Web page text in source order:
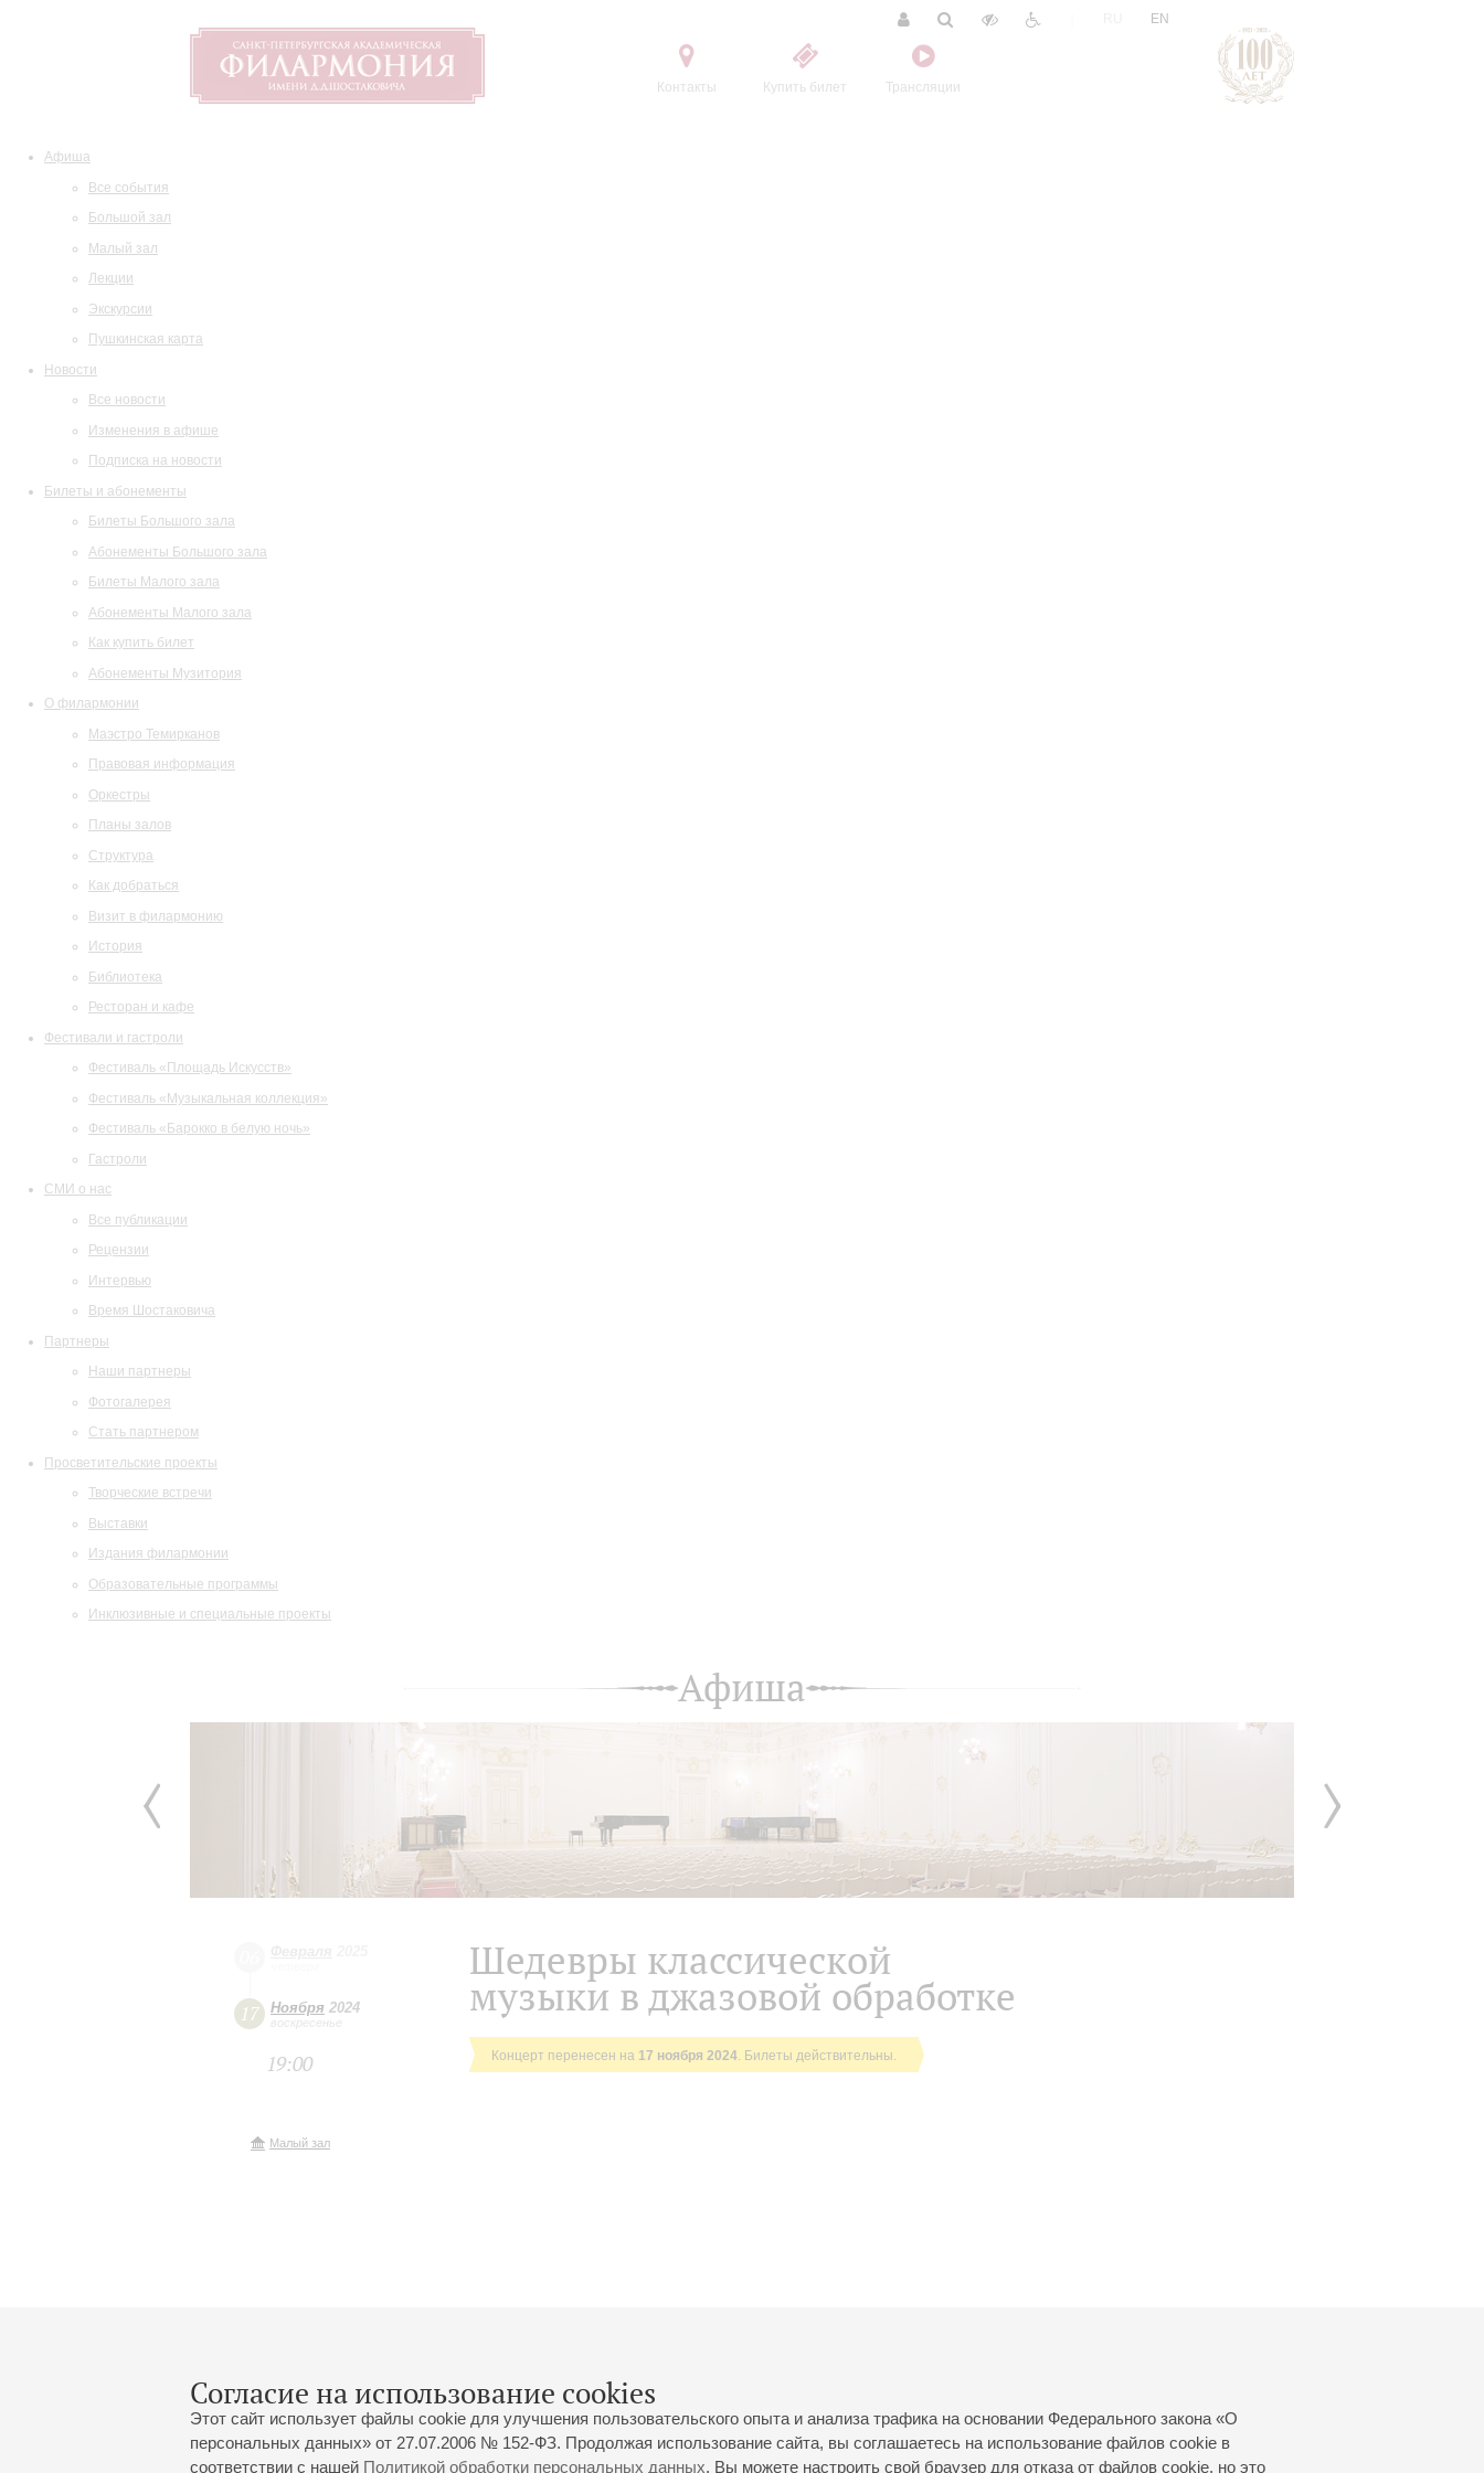
Контакты Купить билет Трансляции
EN
Афиша
Все события
Большой зал
Малый зал
Лекции
Экскурсии
Пушкинская карта
Новости
Все новости
Изменения в афише
Подписка на новости
Билеты и абонементы
Билеты Большого зала
Абонементы Большого зала
Билеты Малого зала
Абонементы Малого зала
Как купить билет
Абонементы Музитория
О филармонии
Маэстро Темирканов
Правовая информация
Оркестры
Планы залов
Структура
Как добраться
Визит в филармонию
История
Библиотека
Ресторан и кафе
Фестивали и гастроли
Фестиваль «Площадь Искусств»
Фестиваль «Музыкальная коллекция»
Фестиваль «Барокко в белую ночь»
Гастроли
СМИ о нас
Все публикации
Рецензии
Интервью
Время Шостаковича
Партнеры
Наши партнеры
Фотогалерея
Стать партнером
Просветительские проекты
Творческие встречи
Выставки
Издания филармонии
Образовательные программы
Инклюзивные и специальные проекты
Согласие на использование cookies
Этот сайт использует файлы cookie для улучшения пользовательского опыта и анализа трафика на основании Федерального закона «О
персональных данных» от 27.07.2006 № 152-ФЗ. Продолжая использование сайта, вы соглашаетесь на использование файлов cookie в
соответствии с нашей Политикой обработки персональных данных. Вы можете настроить свой браузер для отказа от файлов cookie, но это
Афиша
17 Ноября 2024
воскресенье
19:00
Малый зал
Шедевры классической
музыки в джазовой обработке
Концерт перенесен на 17 ноября 2024. Билеты действительны.